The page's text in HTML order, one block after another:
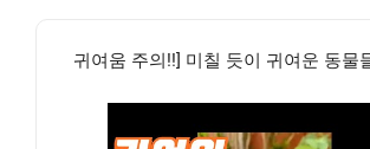
귀여움 주의!!] 미칠 듯이 귀여운 동물